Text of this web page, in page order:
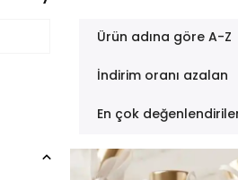
Ürün adına göre A-Z
İndirim oranı azalan
En çok